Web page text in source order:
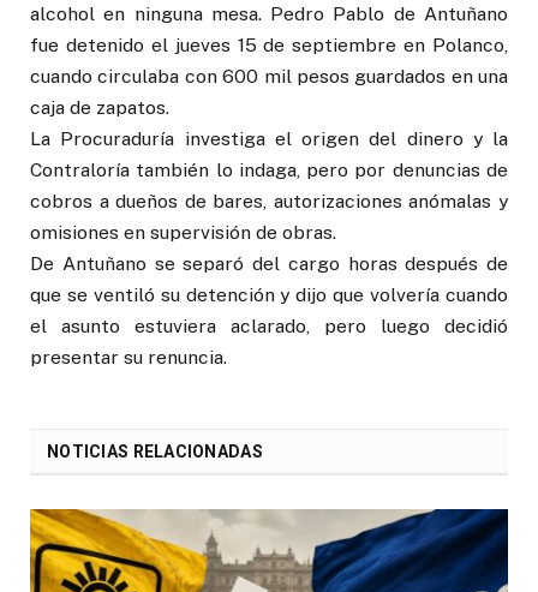
alcohol en ninguna mesa. Pedro Pablo de Antuñano
fue detenido el jueves 15 de septiembre en Polanco,
cuando circulaba con 600 mil pesos guardados en una
caja de zapatos.
La Procuraduría investiga el origen del dinero y la
Contraloría también lo indaga, pero por denuncias de
cobros a dueños de bares, autorizaciones anómalas y
omisiones en supervisión de obras.
De Antuñano se separó del cargo horas después de
que se ventiló su detención y dijo que volvería cuando
el asunto estuviera aclarado, pero luego decidió
presentar su renuncia.
NOTICIAS RELACIONADAS